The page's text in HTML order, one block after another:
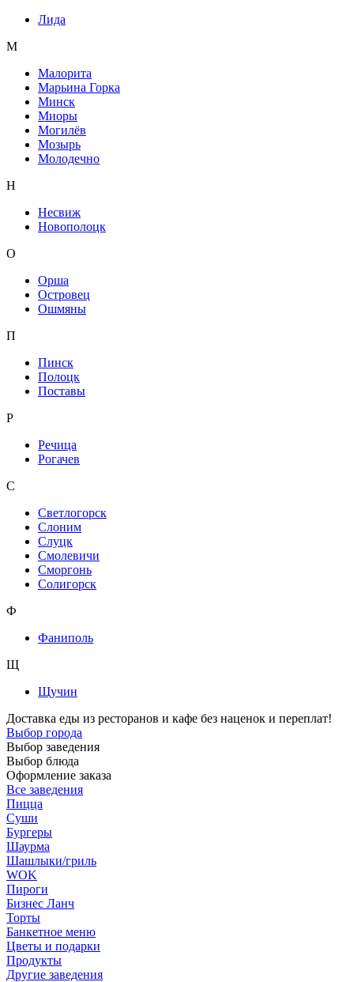
Лида
М
Малорита
Марьина Горка
Минск
Миоры
Могилёв
Мозырь
Молодечно
Н
Несвиж
Новополоцк
О
Орша
Островец
Ошмяны
П
Пинск
Полоцк
Поставы
Р
Речица
Рогачев
С
Светлогорск
Слоним
Слуцк
Смолевичи
Сморгонь
Солигорск
Ф
Фаниполь
Щ
Щучин
Доставка еды из ресторанов и кафе без наценок и переплат!
Выбор города
Выбор заведения
Выбор блюда
Оформление заказа
Все заведения
Пицца
Суши
Бургеры
Шаурма
Шашлыки/гриль
WOK
Пироги
Бизнес Ланч
Торты
Банкетное меню
Цветы и подарки
Продукты
Другие заведения